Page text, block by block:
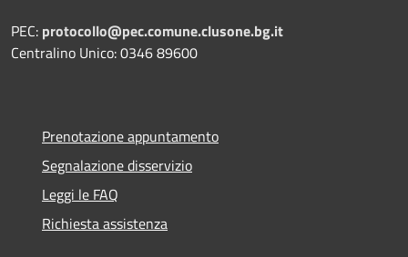
PEC: protocollo@pec.comune.clusone.bg.it
Centralino Unico: 0346 89600
Prenotazione appuntamento
Segnalazione disservizio
Leggi le FAQ
Richiesta assistenza